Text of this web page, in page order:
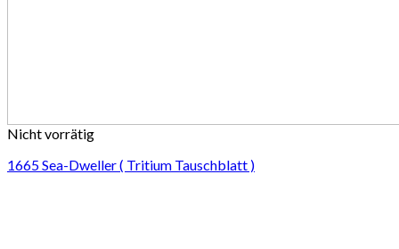
Nicht vorrätig
1665 Sea-Dweller ( Tritium Tauschblatt )